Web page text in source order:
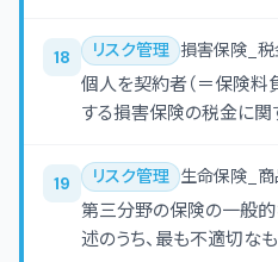
18 リスク管理 損害保険_税
個人を契約者（＝保険料
する損害保険の税金に関
19 リスク管理 生命保険_商
第三分野の保険の一般
述のうち、最も不適切な